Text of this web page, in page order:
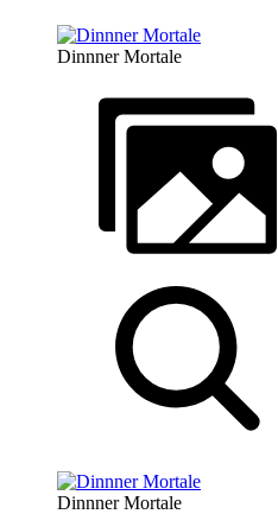
Dinnner Mortale
Dinnner Mortale